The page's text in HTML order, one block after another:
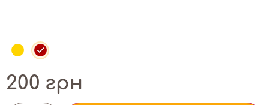
200 грн